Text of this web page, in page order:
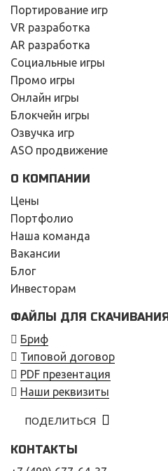
Портирование игр
VR разработка
AR разработка
Социальные игры
Промо игры
Онлайн игры
Блокчейн игры
Озвучка игр
ASO продвижение
О КОМПАНИИ
Цены
Портфолио
Наша команда
Вакансии
Блог
Инвесторам
ФАЙЛЫ ДЛЯ СКАЧИВАНИЯ
Бриф
Типовой договор
PDF презентация
Наши реквизиты
ПОДЕЛИТЬСЯ
КОНТАКТЫ